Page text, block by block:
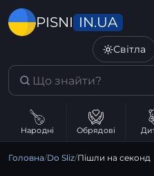
PISNI IN.UA
Світла
Народні Обрядові
Головна/Dо Sliz/Пішли на секонд